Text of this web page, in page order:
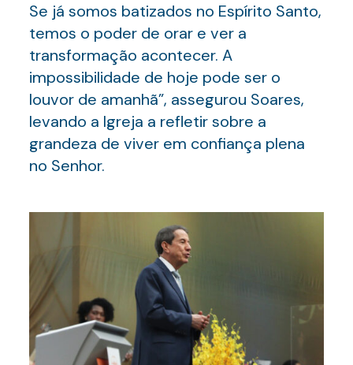
Se já somos batizados no Espírito Santo,
temos o poder de orar e ver a
transformação acontecer. A
impossibilidade de hoje pode ser o
louvor de amanhã”, assegurou Soares,
levando a Igreja a refletir sobre a
grandeza de viver em confiança plena
no Senhor.